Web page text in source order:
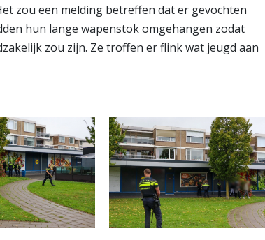
zou een melding betreffen dat er gevochten
hun lange wapenstok omgehangen zodat
zou zijn. Ze troffen er flink wat jeugd aan